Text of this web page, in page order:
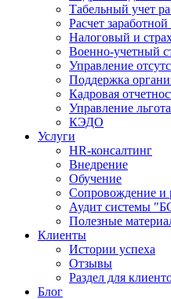
Табельный учет
Расчет
Налоговый и
Военно-учетный
Управление
Поддержка
Кадровая
Управление
КЭДО
Услуги
HR-консалтинг
Внедрение
Обучение
Сопровождение и
Аудит системы
Полезные
Клиенты
Истории успеха
Отзывы
Раздел для
Блог